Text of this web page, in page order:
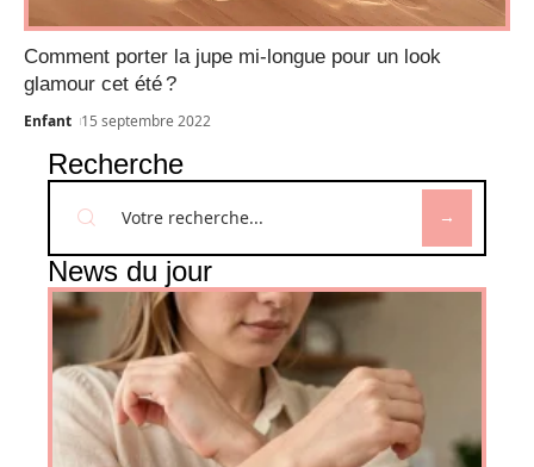
Comment porter la jupe mi-longue pour un look
glamour cet été ?
Enfant 15 septembre 2022
Recherche
News du jour